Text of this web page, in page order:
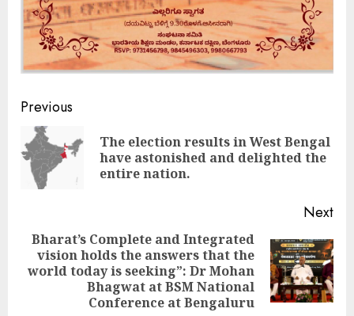
Continue
Reading
Previous
The election results in West Bengal
have astonished and delighted the
entire nation.
Next
Next
Bharat’s Complete and Integrated
vision holds the answers that the
world today is seeking”: Dr Mohan
Bhagwat at BSM National
Conference at Bengaluru